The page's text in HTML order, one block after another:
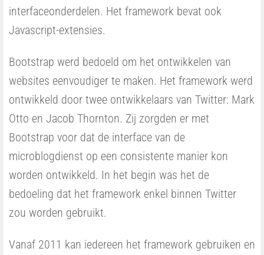
interfaceonderdelen. Het framework bevat ook
Javascript-extensies.
Bootstrap werd bedoeld om het ontwikkelen van
websites eenvoudiger te maken. Het framework werd
ontwikkeld door twee ontwikkelaars van Twitter: Mark
Otto en Jacob Thornton. Zij zorgden er met
Bootstrap voor dat de interface van de
microblogdienst op een consistente manier kon
worden ontwikkeld. In het begin was het de
bedoeling dat het framework enkel binnen Twitter
zou worden gebruikt.
Vanaf 2011 kan iedereen het framework gebruiken en